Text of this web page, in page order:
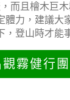
而且檜木巨
體力，建議大
，登山時才能
霧健行團